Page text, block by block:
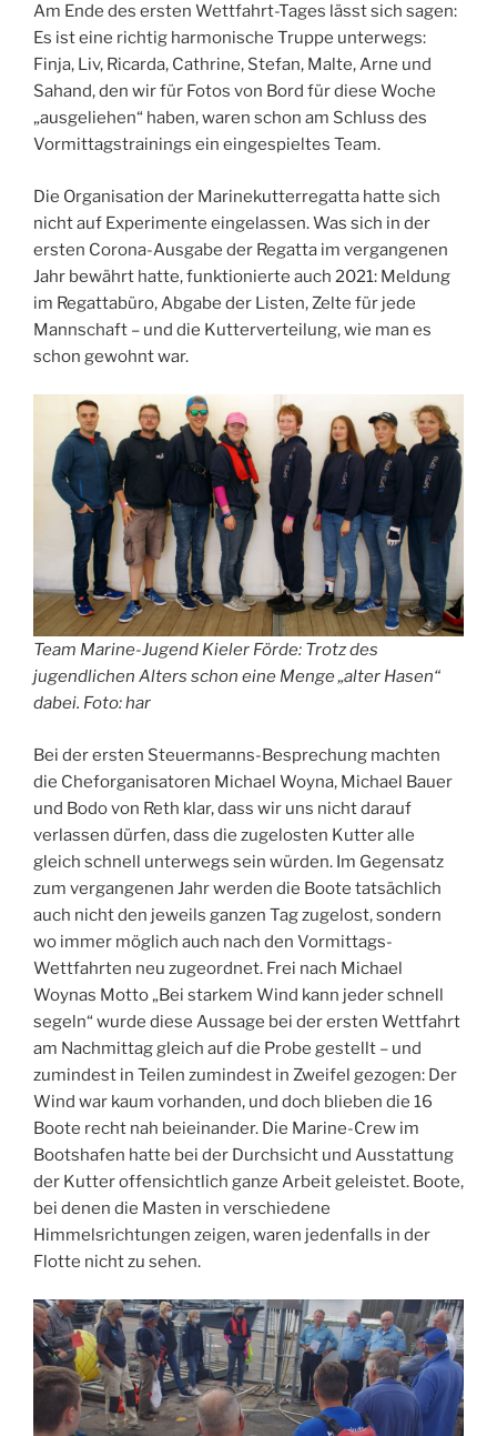
Am Ende des ersten Wettfahrt-Tages lässt sich sagen:
Es ist eine richtig harmonische Truppe unterwegs:
Finja, Liv, Ricarda, Cathrine, Stefan, Malte, Arne und
Sahand, den wir für Fotos von Bord für diese Woche
„ausgeliehen“ haben, waren schon am Schluss des
Vormittagstrainings ein eingespieltes Team.
Die Organisation der Marinekutterregatta hatte sich
nicht auf Experimente eingelassen. Was sich in der
ersten Corona-Ausgabe der Regatta im vergangenen
Jahr bewährt hatte, funktionierte auch 2021: Meldung
im Regattabüro, Abgabe der Listen, Zelte für jede
Mannschaft – und die Kutterverteilung, wie man es
schon gewohnt war.
Team Marine-Jugend Kieler Förde: Trotz des
jugendlichen Alters schon eine Menge „alter Hasen“
dabei. Foto: har
Bei der ersten Steuermanns-Besprechung machten
die Cheforganisatoren Michael Woyna, Michael Bauer
und Bodo von Reth klar, dass wir uns nicht darauf
verlassen dürfen, dass die zugelosten Kutter alle
gleich schnell unterwegs sein würden. Im Gegensatz
zum vergangenen Jahr werden die Boote tatsächlich
auch nicht den jeweils ganzen Tag zugelost, sondern
wo immer möglich auch nach den Vormittags-
Wettfahrten neu zugeordnet. Frei nach Michael
Woynas Motto „Bei starkem Wind kann jeder schnell
segeln“ wurde diese Aussage bei der ersten Wettfahrt
am Nachmittag gleich auf die Probe gestellt – und
zumindest in Teilen zumindest in Zweifel gezogen: Der
Wind war kaum vorhanden, und doch blieben die 16
Boote recht nah beieinander. Die Marine-Crew im
Bootshafen hatte bei der Durchsicht und Ausstattung
der Kutter offensichtlich ganze Arbeit geleistet. Boote,
bei denen die Masten in verschiedene
Himmelsrichtungen zeigen, waren jedenfalls in der
Flotte nicht zu sehen.